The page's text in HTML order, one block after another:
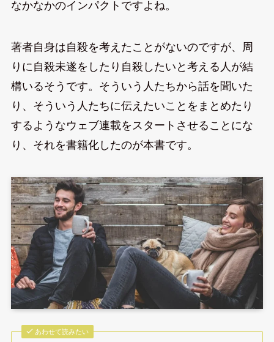
なかなかのインパクトですよね。
著者自身は自殺を考えたことがないのですが、周
りに自殺未遂をしたり自殺したいと考える人が結
構いるそうです。そういう人たちから話を聞いた
り、そういう人たちに伝えたいことをまとめたり
するようなウェブ連載をスタートさせることにな
り、それを書籍化したのが本書です。
あわせて読みたい